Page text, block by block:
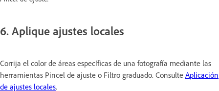
6. Aplique ajustes locales
Corrija el color de áreas específicas de una fotografía mediante las
herramientas Pincel de ajuste o Filtro graduado. Consulte Aplicación
de ajustes locales.